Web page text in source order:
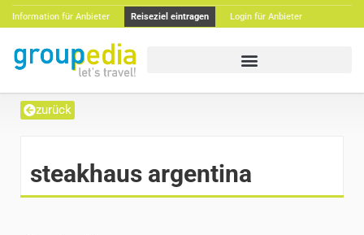
Information für Anbieter Reiseziel eintragen Login für Anbieter
zurück
steakhaus argentina